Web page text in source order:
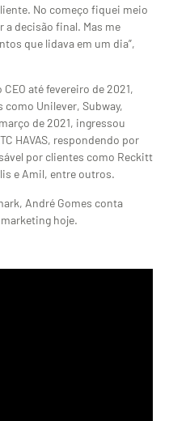
No começo fiquei meio
a decisão final. Mas me
que lidava em um dia”,
até fevereiro de 2021,
Unilever, Subway,
de 2021, ingressou
HAVAS, respondendo por
por clientes como Reckitt
e Amil, entre outros.
André Gomes conta
hoje.